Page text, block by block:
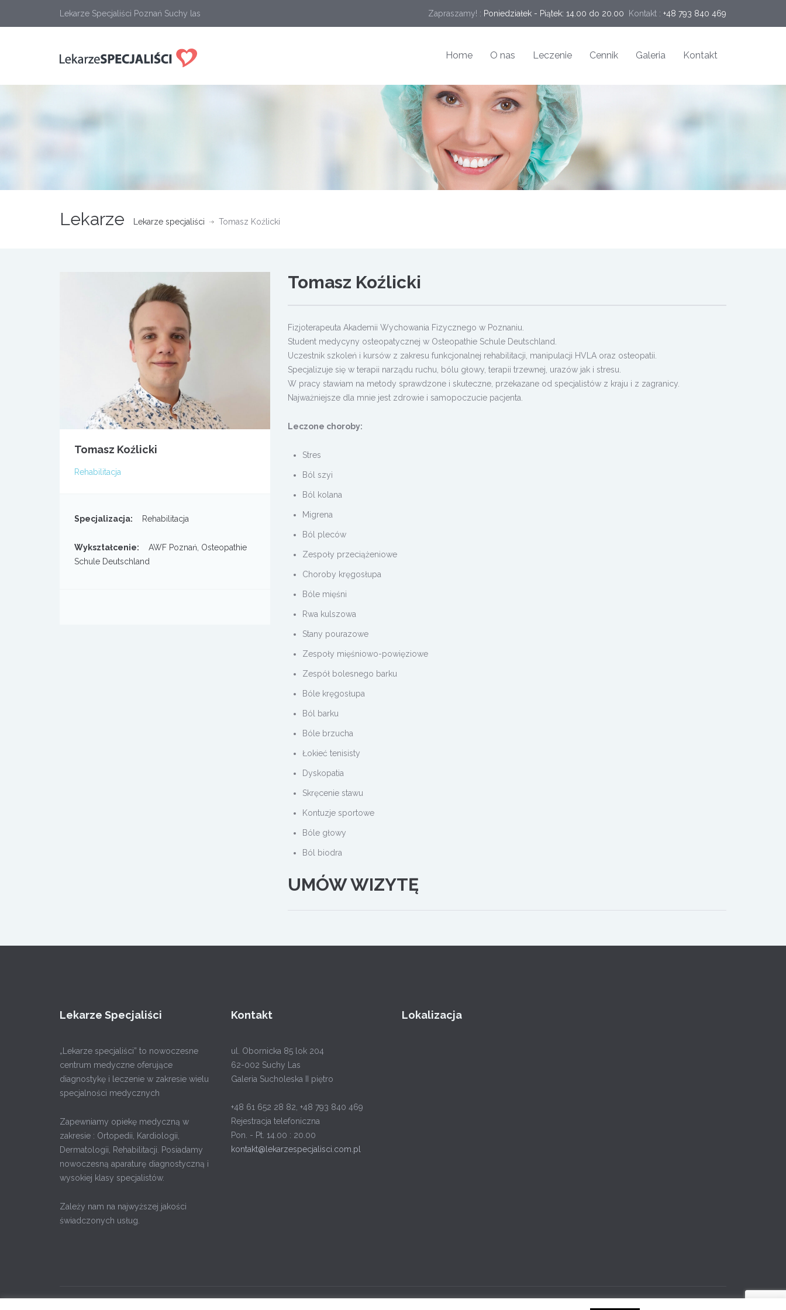
Lekarze Specjaliści Poznań Suchy las Zapraszamy! : Poniedziałek - Piątek: 14.00 do 20.00 Kontakt : +48 793 840 469
Home O nas Leczenie Cennik Galeria Kontakt
Lekarze Lekarze specjaliści Tomasz Koźlicki
Tomasz Koźlicki
Rehabilitacja
Specjalizacja: Rehabilitacja
Wykształcenie:
AWF Poznań, Osteopathie
Schule Deutschland
Tomasz Koźlicki
Fizjoterapeuta Akademii Wychowania Fizycznego w Poznaniu.
Student medycyny osteopatycznej w Osteopathie Schule Deutschland.
Uczestnik szkoleń i kursów z zakresu funkcjonalnej rehabilitacji, manipulacji HVLA oraz osteopatii.
Specjalizuje się w terapii narządu ruchu, bólu głowy, terapii trzewnej, urazów jak i stresu.
W pracy stawiam na metody sprawdzone i skuteczne, przekazane od specjalistów z kraju i z zagranicy.
Najważniejsze dla mnie jest zdrowie i samopoczucie pacjenta.
Leczone choroby:
Stres
Ból szyi
Ból kolana
Migrena
Ból pleców
Zespoły przeciążeniowe
Choroby kręgosłupa
Bóle mięśni
Rwa kulszowa
Stany pourazowe
Zespoły mięśniowo-powięziowe
Zespół bolesnego barku
Bóle kręgosłupa
Ból barku
Bóle brzucha
Łokieć tenisisty
Dyskopatia
Skręcenie stawu
Kontuzje sportowe
Bóle głowy
Ból biodra
UMÓW WIZYTĘ
Lekarze Specjaliści
„Lekarze specjaliści” to nowoczesne
centrum medyczne oferujące
diagnostykę i leczenie w zakresie wielu
specjalności medycznych
Zapewniamy opiekę medyczną w
zakresie : Ortopedii, Kardiologii,
Dermatologii, Rehabilitacji. Posiadamy
nowoczesną aparaturę diagnostyczną i
wysokiej klasy specjalistów.
Zależy nam na najwyższej jakości
świadczonych usług.
Kontakt
ul. Obornicka 85 lok 204
62-002 Suchy Las
Galeria Sucholeska II piętro
+48 61 652 28 82, +48 793 840 469
Rejestracja telefoniczna
Pon. - Pt. 14.00 : 20.00
kontakt@lekarzespecjalisci.com.pl
Lokalizacja